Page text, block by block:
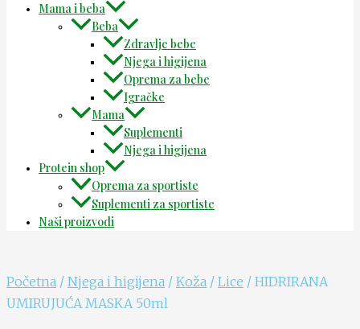
Mama i beba
Beba
Zdravlje bebe
Njega i higijena
Oprema za bebe
Igračke
Mama
Suplementi
Njega i higijena
Protein shop
Oprema za sportiste
Suplementi za sportiste
Naši proizvodi
Početna / Njega i higijena / Koža / Lice / HIDRIRANA
UMIRUJUĆA MASKA 50ml